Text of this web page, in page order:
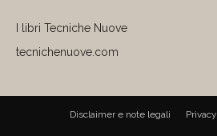
I libri Tecniche Nuove
tecnichenuove.com
Disclaimer e note legali Privacy